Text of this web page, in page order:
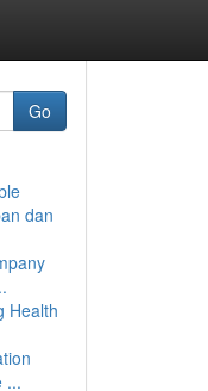
Go
dan
Health
...